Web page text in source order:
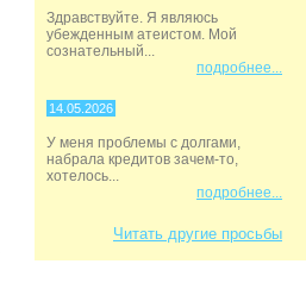
Здравствуйте. Я являюсь
убежденным атеистом. Мой
сознательный...
подробнее...
14.05.2026
У меня проблемы с долгами,
набрала кредитов зачем-то,
хотелось...
подробнее...
Читать другие просьбы